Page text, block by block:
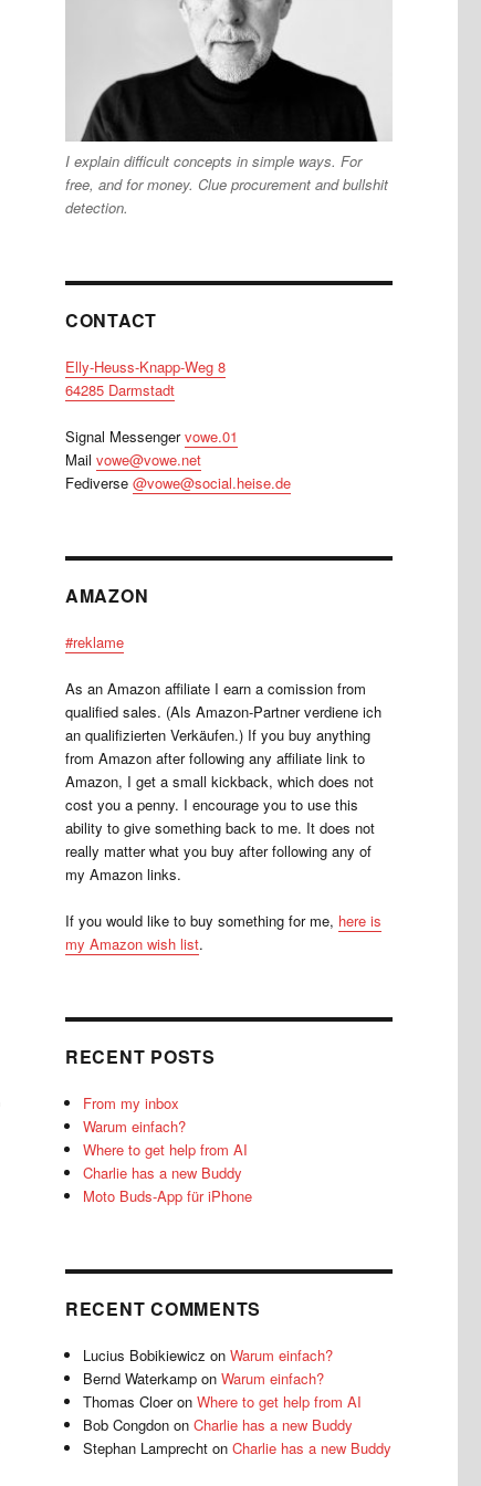
I explain difficult concepts in simple ways. For
free, and for money. Clue procurement and bullshit
detection.
CONTACT
Elly-Heuss-Knapp-Weg 8
64285 Darmstadt
Signal Messengervowe.01
Mail vowe@vowe.net
Fediverse @vowe@social.heise.de
AMAZON
#reklame
As an Amazon affiliate I earn a comission from
qualified sales. (Als Amazon-Partner verdiene ich
an qualifizierten Verkäufen.) If you buy anything
from Amazon after following any affiliate link to
Amazon, I get a small kickback, which does not
cost you a penny. I encourage you to use this
ability to give something back to me. It does not
really matter what you buy after following any of
my Amazon links.
If you would like to buy something for me, here is
my Amazon wish list.
RECENT POSTS
From my inbox
Warum einfach?
Where to get help from AI
Charlie has a new Buddy
Moto Buds-App für iPhone
RECENT COMMENTS
Lucius Bobikiewicz onWarum einfach?
Bernd Waterkamp onWarum einfach?
Thomas CloeronWhere to get help from AI
Bob Congdon onCharlie has a new Buddy
Stephan Lamprecht onCharlie has a new Buddy